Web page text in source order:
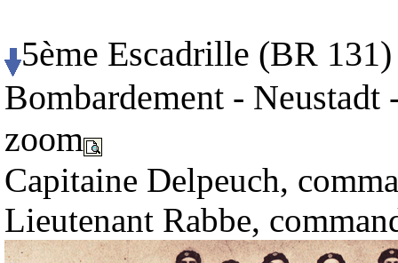
5ème Escadrille (BR
Bombardement -
zoom
Capitaine Delpeuch,
Lieutenant Rabbe,